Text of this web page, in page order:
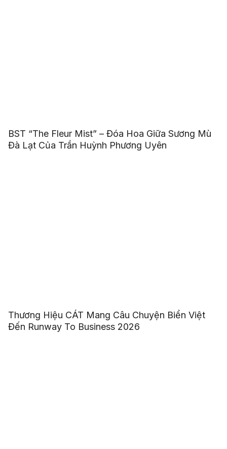
BST “The Fleur Mist” – Đóa Hoa Giữa Sương Mù
Đà Lạt Của Trần Huỳnh Phương Uyên
Thương Hiệu CÁT Mang Câu Chuyện Biển Việt
Đến Runway To Business 2026